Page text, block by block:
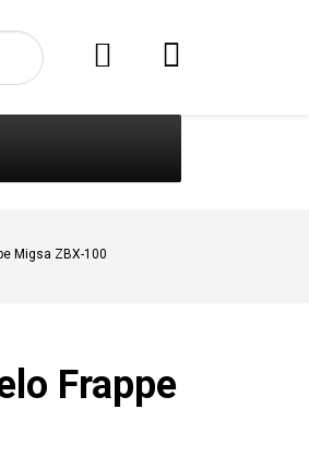
Migsa ZBX-100
Frappe